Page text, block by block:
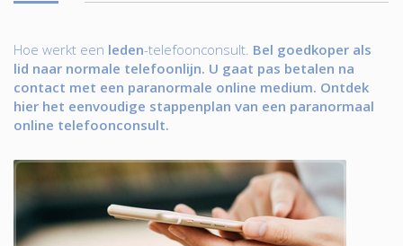
Hoe werkt een leden-telefoonconsult. Bel goedkoper als
lid naar normale telefoonlijn. U gaat pas betalen na
contact met een paranormale online medium. Ontdek
hier het eenvoudige stappenplan van een paranormaal
online telefoonconsult.